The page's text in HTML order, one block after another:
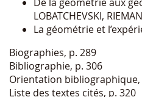
LOBATCHEVSKI,
La géométrie et
Biographies, p. 289
Bibliographie, p. 306
Orientation bibliographique,
Liste des textes cités, p. 320